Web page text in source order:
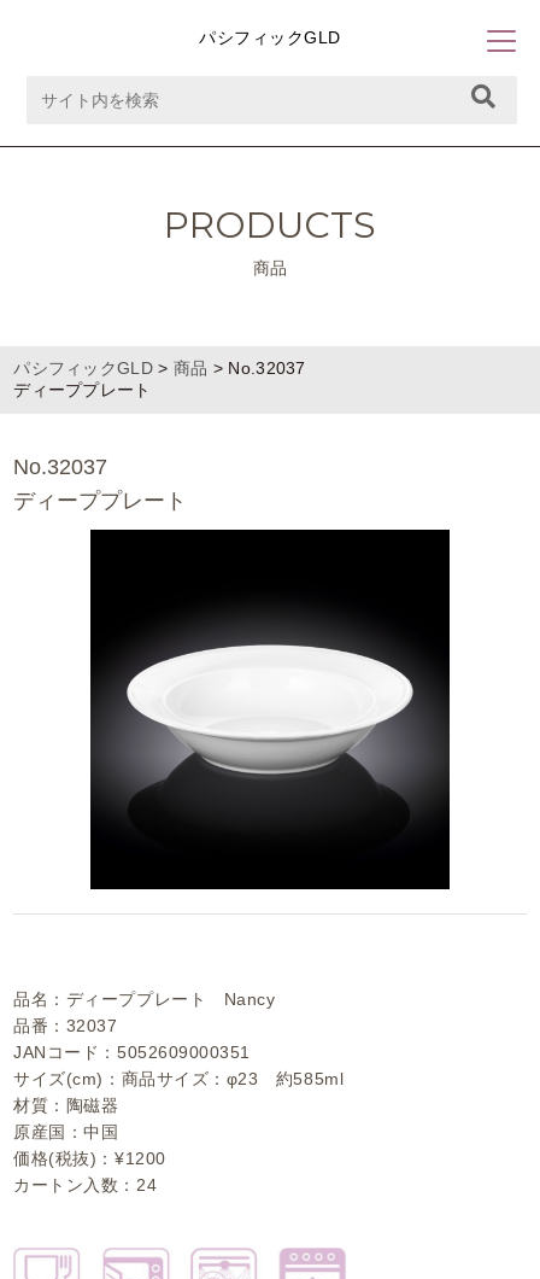
パシフィックGLD
PRODUCTS
商品
パシフィックGLD> 商品 > No.32037
ディーププレート
No.32037
ディーププレート
品名：ディーププレート Nancy
品番：32037
JANコード：5052609000351
サイズ(cm)：商品サイズ：φ23 約585ml
材質：陶磁器
原産国：中国
価格(税抜)：¥1200
カートン入数：24